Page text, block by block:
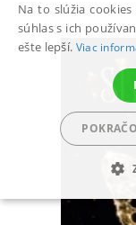
Na to slúžia
súhlas s ich
ešte lepší. Viac
POTREBNÉ